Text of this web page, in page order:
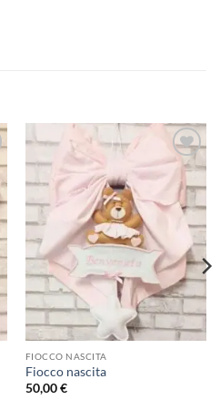
Aggiungi
alla lista
dei
desideri
FIOCCO NASCITA
Fiocco nascita
50,00€